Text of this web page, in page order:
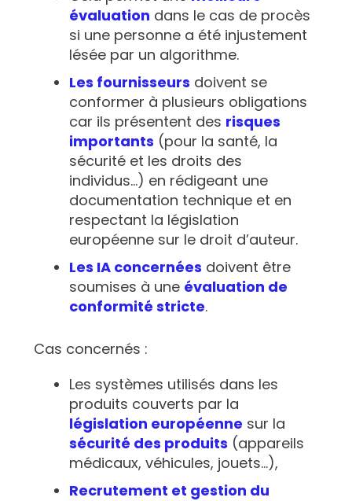
évaluation dans le cas de procès
si une personne a été injustement
lésée par un algorithme.
Les fournisseurs doivent se
conformer à plusieurs obligations
car ils présentent des risques
importants (pour la santé, la
sécurité et les droits des
individus…) en rédigeant une
documentation technique et en
respectant la législation
européenne sur le droit d’auteur.
Les IA concernées doivent être
soumises à une évaluation de
conformité stricte.
Cas concernés :
Les systèmes utilisés dans les
produits couverts par la
législation européenne sur la
sécurité des produits (appareils
médicaux, véhicules, jouets…),
Recrutement et gestion du